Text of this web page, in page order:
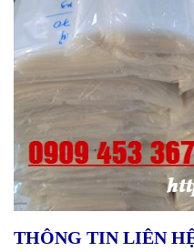
THÔNG TIN LIÊN